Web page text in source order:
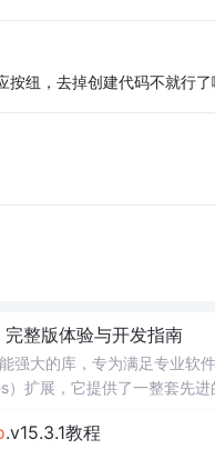
按纽，去掉创建代码不就行了
完整版体验与开发指南
强大的库，专为满足专业软
扩展，它提供了一整套先
.v15.3.1教程